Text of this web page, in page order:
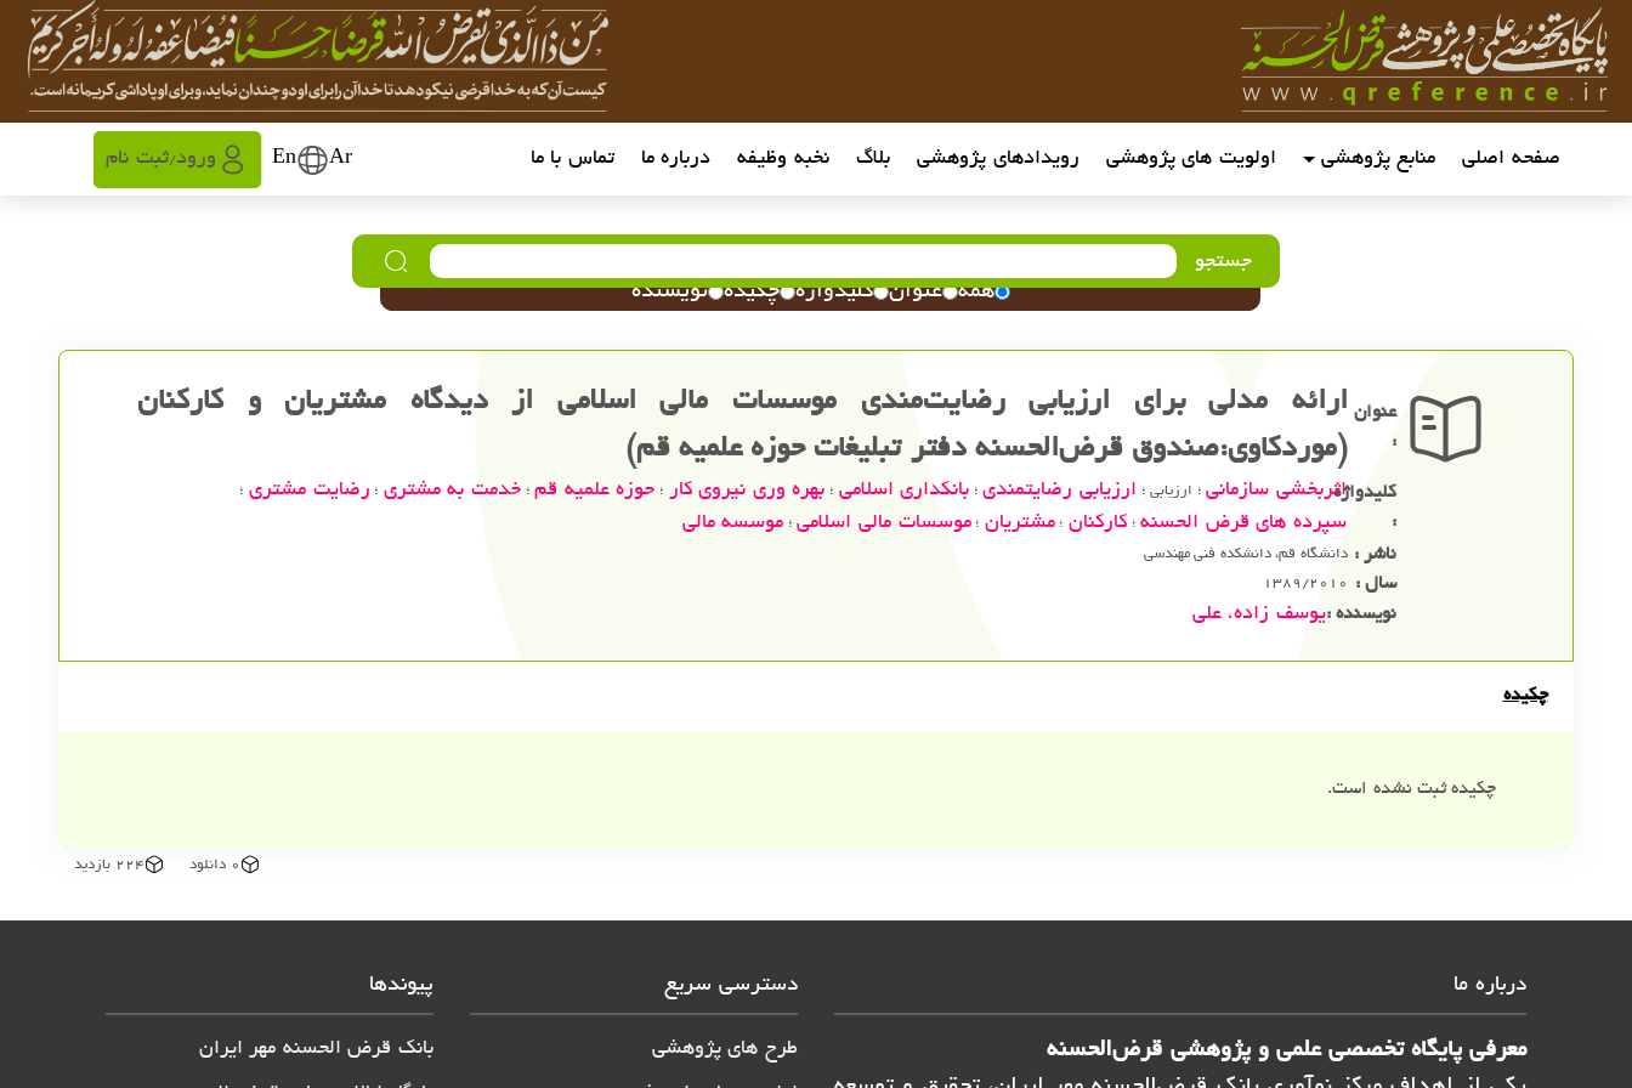
صفحه اصلی منابع پژوهشی اولویت های پژوهشی رویدادهای پژوهشی بلاگ نخبه وظیفه درباره ما تماس با ما Ar
En ورود/ثبت نام
جستجو
همه عنوان کلیدواژه چکیده نویسنده
عنوان
:
ارائه مدلی برای ارزیابی رضایت‌مندی موسسات مالی اسلامی از دیدگاه مشتریان و کارکنان
(موردکاوی:صندوق قرض‌الحسنه دفتر تبلیغات حوزه علمیه قم)
کلیدواژه
:
اثربخشی سازمانی؛ ارزیابی ؛ ارزیابی رضایتمندی؛ بانکداری اسلامی ؛ بهره وری نیروی کار ؛ حوزه علمیه قم؛خدمت به مشتری ؛ رضایت مشتری ؛
سپرده های قرض الحسنه؛کارکنان ؛مشتریان ؛موسسات مالی اسلامی؛ موسسه مالی
ناشر : دانشگاه قم، دانشکده فنی مهندسی
سال : 1389/2010
نویسنده :یوسف زاده، علی
چکیده
چکیده ثبت نشده است.
0 دانلود 224 بازدید
درباره ما
معرفی پایگاه تخصصی علمی و پژوهشی قرض‌الحسنه
دسترسی سریع
طرح های پژوهشی
پیوندها
بانک قرض الحسنه مهر ایران